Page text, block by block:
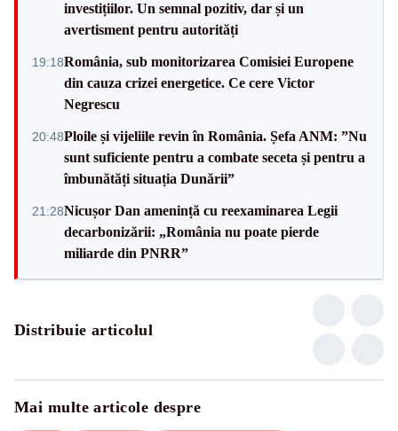
investițiilor. Un semnal pozitiv, dar și un
avertisment pentru autorități
19:18România, sub monitorizarea Comisiei Europene
din cauza crizei energetice. Ce cere Victor
Negrescu
20:48Ploile și vijeliile revin în România. Șefa ANM: ”Nu
sunt suficiente pentru a combate seceta și pentru a
îmbunătăți situația Dunării”
21:28Nicușor Dan amenință cu reexaminarea Legii
decarbonizării: „România nu poate pierde
miliarde din PNRR”
Distribuie articolul
Mai multe articole despre